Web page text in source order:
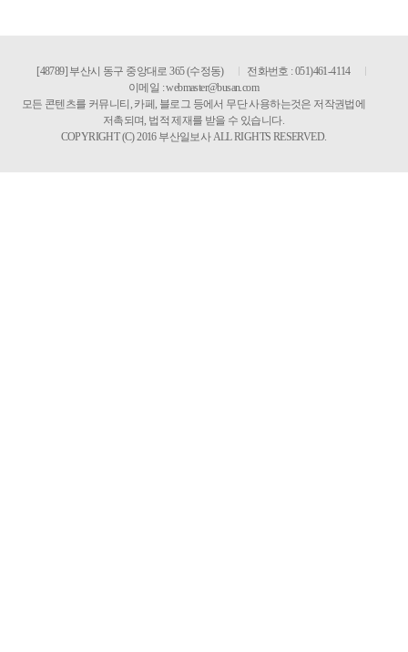
[48789] 부산시 동구 중앙대로 365 (수정동)
전화번호 : 051)461-4114
이메일 :webmaster@busan.com
모든 콘텐츠를 커뮤니티, 카페, 블로그 등에서 무단 사용하는것은 저작권법에
저촉되며, 법적 제재를 받을 수 있습니다.
COPYRIGHT (C) 2016 부산일보사 ALL RIGHTS RESERVED.